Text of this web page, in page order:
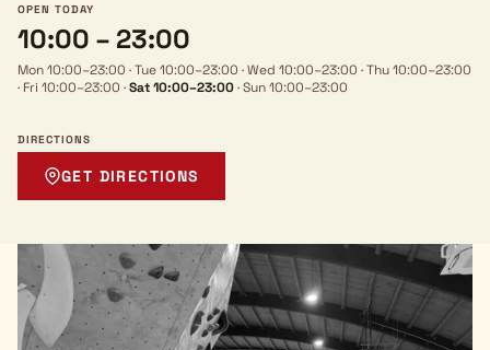
OPEN TODAY
10:00 – 23:00
Mon 10:00–23:00 ·Tue 10:00–23:00 ·Wed 10:00–23:00 ·Thu 10:00–23:00
· Fri 10:00–23:00 ·Sat 10:00–23:00·Sun 10:00–23:00
DIRECTIONS
GET DIRECTIONS